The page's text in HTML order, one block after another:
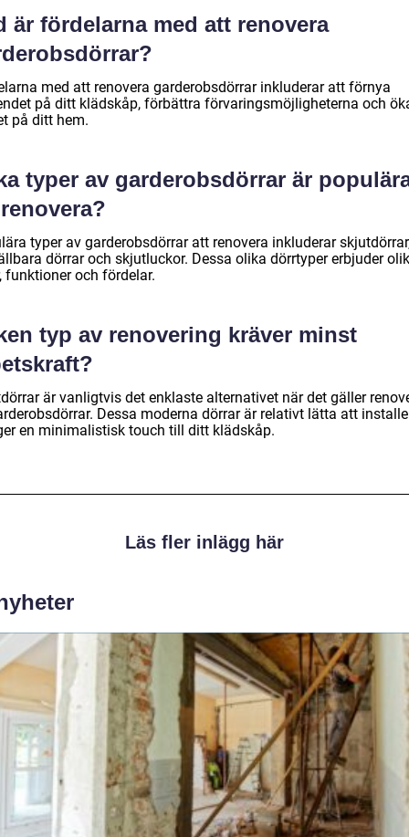
är fördelarna med att renovera
med att renovera garderobsdörrar inkluderar att förnya
på ditt klädskåp, förbättra förvaringsmöjligheterna och
på ditt hem.
typer av garderobsdörrar är
typer av garderobsdörrar att renovera inkluderar
dörrar och skjutluckor. Dessa olika dörrtyper erbjuder
funktioner och fördelar.
typ av renovering kräver minst
är vanligtvis det enklaste alternativet när det gäller
Dessa moderna dörrar är relativt lätta att
en minimalistisk touch till ditt klädskåp.
Läs fler inlägg här